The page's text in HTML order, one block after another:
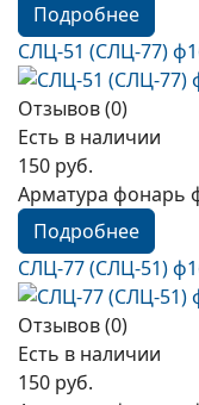
Подробнее
CЛЦ-51 (СЛЦ-77)
Отзывов (0)
Есть в наличии
150 руб.
Арматура фонарь
Подробнее
CЛЦ-77 (СЛЦ-51)
Отзывов (0)
Есть в наличии
150 руб.